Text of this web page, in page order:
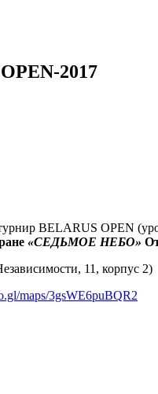
2017
BELARUS OPEN
«СЕДЬМОЕ НЕБО»
11, корпус 2)
maps/3gsWE6puBQR2